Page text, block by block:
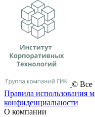
© Все
Правила использования
конфиденциальности
О компании